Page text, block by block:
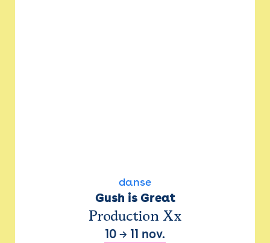
danse
Gush is Great
Production Xx
10 → 11 nov.